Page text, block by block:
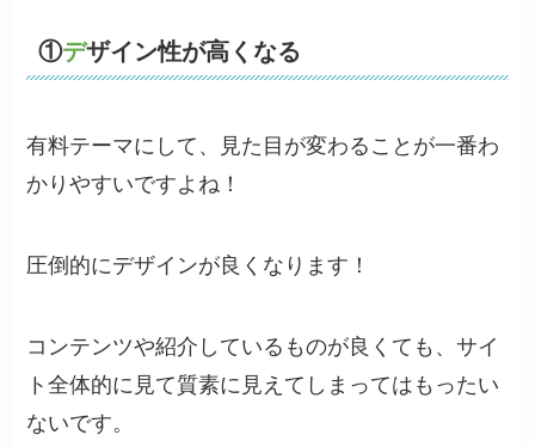
①デザイン性が高くなる
有料テーマにして、見た目が変わることが一番わ
かりやすいですよね！
圧倒的にデザインが良くなります！
コンテンツや紹介しているものが良くても、サイ
ト全体的に見て質素に見えてしまってはもったい
ないです。